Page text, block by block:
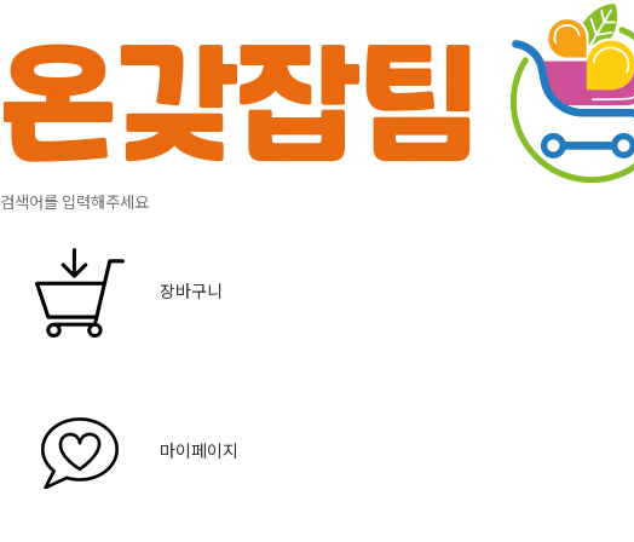
장바구니
마이페이지